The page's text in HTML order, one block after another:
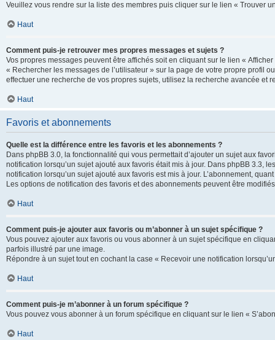
Veuillez vous rendre sur la liste des membres puis cliquer sur le lien « Trouver
Haut
Comment puis-je retrouver mes propres messages et sujets ?
Vos propres messages peuvent être affichés soit en cliquant sur le lien «
« Rechercher les messages de l’utilisateur » sur la page de votre propre profil
effectuer une recherche de vos propres sujets, utilisez la recherche avancée
Haut
Favoris et abonnements
Quelle est la différence entre les favoris et les abonnements ?
Dans phpBB 3.0, la fonctionnalité qui vous permettait d’ajouter un sujet aux
notification lorsqu’un sujet ajouté aux favoris était mis à jour. Dans phpBB 3.3,
notification lorsqu’un sujet ajouté aux favoris est mis à jour. L’abonnement,
Les options de notification des favoris et des abonnements peuvent être
Haut
Comment puis-je ajouter aux favoris ou m’abonner à un sujet spécifique ?
Vous pouvez ajouter aux favoris ou vous abonner à un sujet spécifique en
parfois illustré par une image.
Répondre à un sujet tout en cochant la case « Recevoir une notification
Haut
Comment puis-je m’abonner à un forum spécifique ?
Vous pouvez vous abonner à un forum spécifique en cliquant sur le lien «
Haut